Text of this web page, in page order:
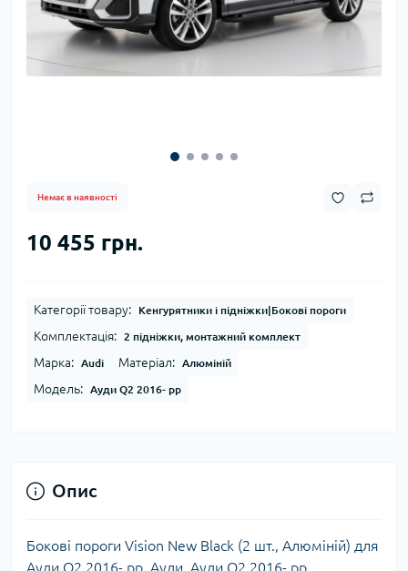
Немає в наявності
10 455 грн.
Категорії товару: Кенгурятники і підніжки|Бокові пороги
Комплектація: 2 підніжки, монтажний комплект
Марка: Audi Матеріал: Алюміній
Модель: Ауди Q2 2016- рр
Опис
Бокові пороги Vision New Black (2 шт., Алюміній) для
Ауди Q2 2016- рр, Ауди, Ауди Q2 2016- рр,